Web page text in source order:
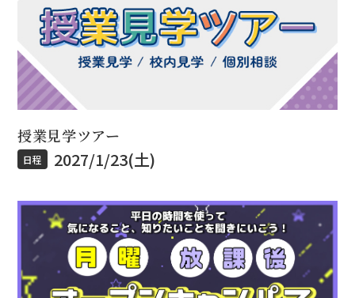
授業見学ツアー
日程 2027/1/23(土)